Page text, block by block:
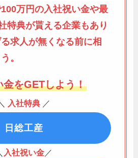
万円の入社祝い金や最
特典が貰える企業もあり
求人が無くなる前に相
。
金をGETしよう！
入社特典 ／
日総工産
入社祝い金 ／